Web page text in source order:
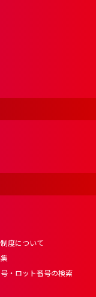
度について
・ロット番号の検索